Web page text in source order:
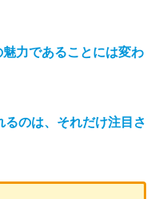
力であることには変わ
のは、それだけ注目さ